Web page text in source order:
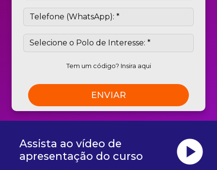
Tem um código? Insira aqui
Assista ao vídeo de
apresentação do curso
play_circle